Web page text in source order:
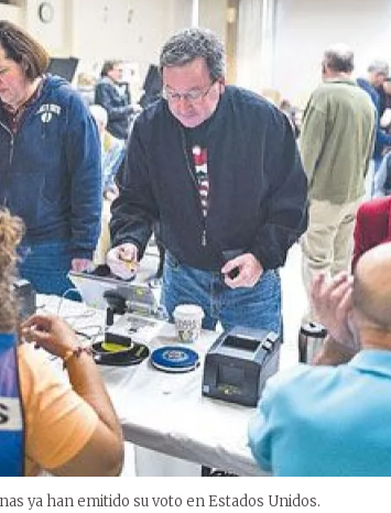
ya han emitido su voto en Estados Unidos.